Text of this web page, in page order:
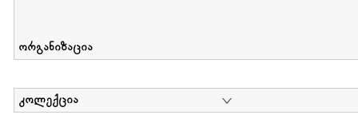
ორგანიზაცია
კოლექცია